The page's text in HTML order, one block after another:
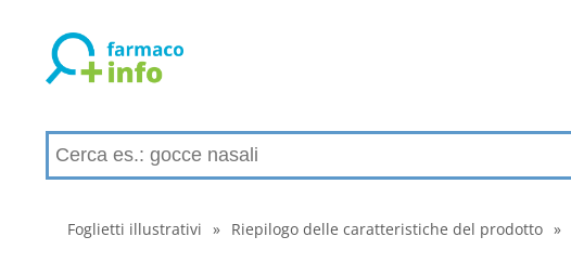
Foglietti illustrativi » Riepilogo delle caratteristiche del prodotto »